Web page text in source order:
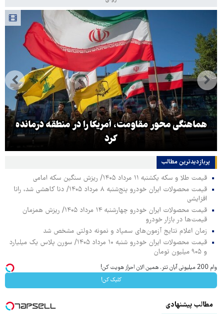
هماهنگی محور مقاومت، آمریکا را در منطقه درمانده
کرد
پربازدیدترین‌ مطالب
قیمت طلا و سکه یکشنبه ۱۱ مرداد ۱۴۰۵/ ریزش سنگین سکه امامی
قیمت محصولات ایران خودرو پنج‌شنبه ۸ مرداد ۱۴۰۵/ دنا کاهشی شد، رانا
افزایشی
قیمت محصولات ایران خودرو چهارشنبه ۱۴ مرداد ۱۴۰۵/ ریزش همزمان
قیمت‌ها در بازار خودرو
زمان اعلام نتایج آزمون‌های سمپاد و نمونه دولتی مشخص شد
قیمت محصولات ایران خودرو شنبه ۱۰ مرداد ۱۴۰۵/ سورن پلاس یک میلیارد
و ۹۰۵ میلیون تومان
وام 200 میلیونی آبان تتر. همین الان احراز هویت کن!
کلیک کن!
مطالب پیشنهادی